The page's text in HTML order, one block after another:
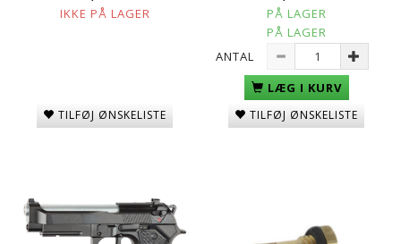
IKKE PÅ LAGER
TILFØJ ØNSKELISTE
PÅ LAGER
PÅ LAGER
ANTAL
LÆG I KURV
TILFØJ ØNSKELISTE